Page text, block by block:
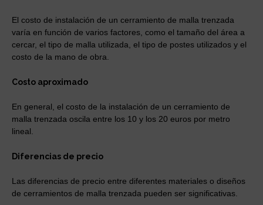
El costo de instalación de un cerramiento de malla trenzada
varía en función de varios factores, como el tamaño del área a
cercar, el tipo de malla utilizada, el tipo de postes utilizados y el
costo de la mano de obra.
Costo aproximado
En general, el costo de la instalación de un cerramiento de
malla trenzada oscila entre los 10 y los 20 euros por metro
lineal.
Diferencias de precio
Las diferencias de precio entre diferentes materiales o diseños
de cerramientos de malla trenzada pueden ser significativas.